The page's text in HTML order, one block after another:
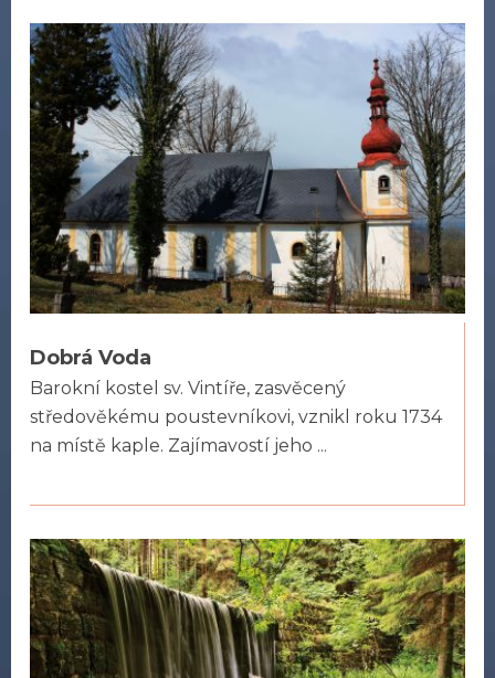
Dobrá Voda
Barokní kostel sv. Vintíře, zasvěcený
středověkému poustevníkovi, vznikl roku 1734
na místě kaple. Zajímavostí jeho ...